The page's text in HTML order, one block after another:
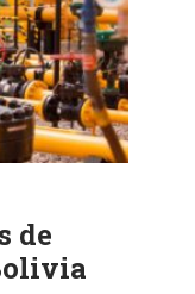
de